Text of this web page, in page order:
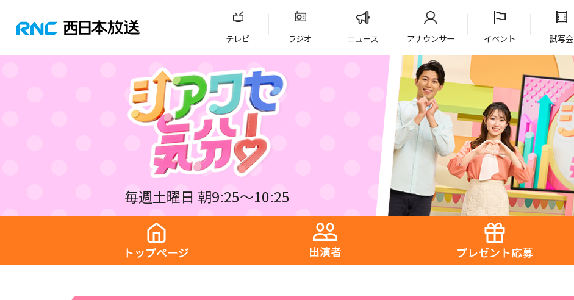
テレビ ラジオ ニュース アナウンサー イベント 試写会
毎週土曜日 朝9:25～10:25